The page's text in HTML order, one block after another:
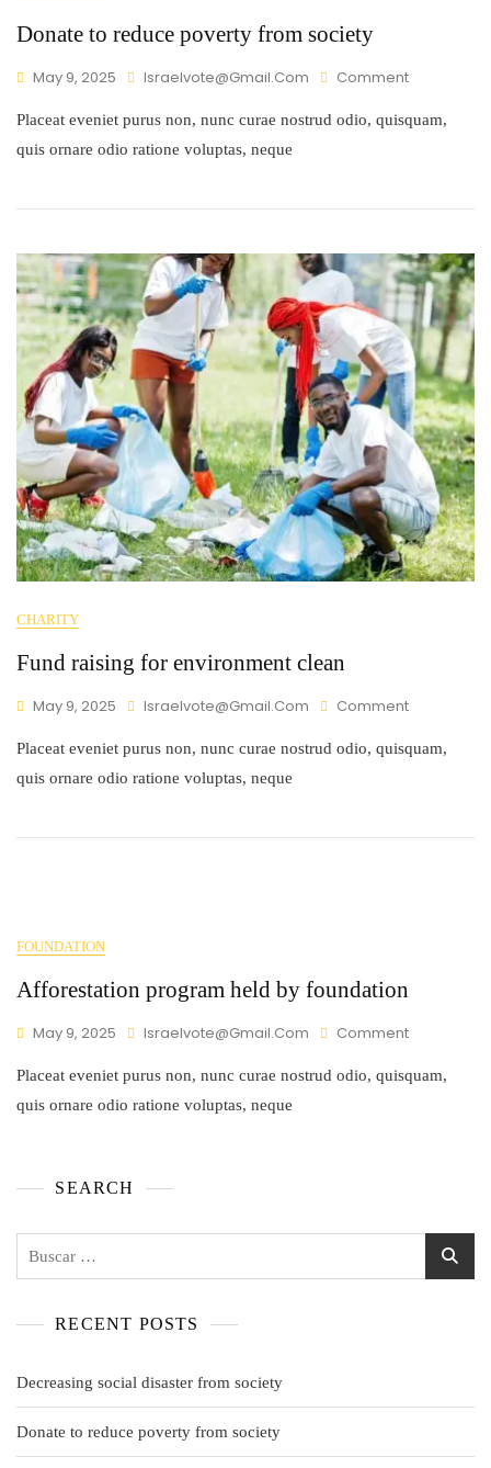
Donate to reduce poverty from society
May 9, 2025 Israelvote@gmail.com Comment
Placeat eveniet purus non, nunc curae nostrud odio, quisquam,
quis ornare odio ratione voluptas, neque
CHARITY
Fund raising for environment clean
May 9, 2025 Israelvote@gmail.com Comment
Placeat eveniet purus non, nunc curae nostrud odio, quisquam,
quis ornare odio ratione voluptas, neque
FOUNDATION
Afforestation program held by foundation
May 9, 2025 Israelvote@gmail.com Comment
Placeat eveniet purus non, nunc curae nostrud odio, quisquam,
quis ornare odio ratione voluptas, neque
SEARCH
RECENT POSTS
Decreasing social disaster from society
Donate to reduce poverty from society